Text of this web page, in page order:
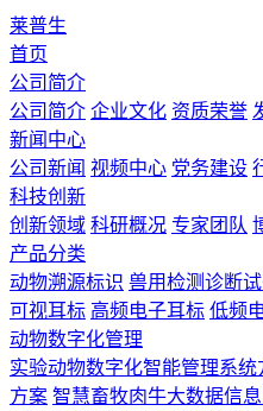
莱普生
首页
公司简介
公司简介 企业文化 资质荣誉
新闻中心
公司新闻 视频中心 党务建设
科技创新
创新领域 科研概况 专家团队
产品分类
动物溯源标识 兽用检测诊断试
可视耳标 高频电子耳标 低频
动物数字化管理
实验动物数字化智能管理系统
方案 智慧畜牧肉牛大数据信